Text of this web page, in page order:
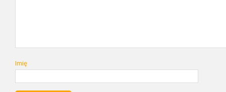
Imię